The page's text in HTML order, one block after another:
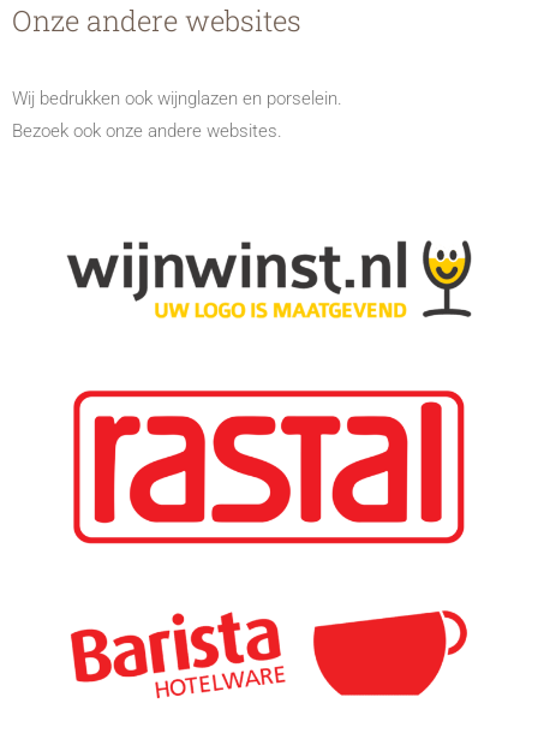
Onze andere websites
Wij bedrukken ook wijnglazen en porselein.
Bezoek ook onze andere websites.